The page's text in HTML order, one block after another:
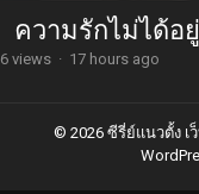
ความรักไม่ได้อ
6 views · 17 hours ago
© 2026 ซีรี่ย์แนวตั้ง